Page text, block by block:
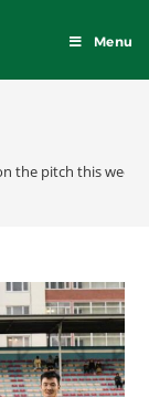
Menu
the pitch this